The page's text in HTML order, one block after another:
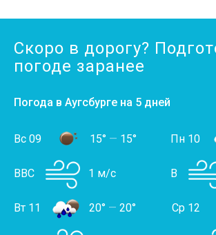
Скоро в дорогу?
погоде заранее
Погода в Аугсбурге на 5 дней
Вс 09 15° — 15°
ВВС 1 м/с
Пн 10
В
Вт 11 20° — 20° Ср 12